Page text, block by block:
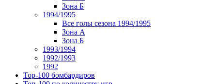
Зона Б
1994/1995
Все голы сезона 1994/1995
Зона А
Зона Б
1993/1994
1992/1993
1992
Top-100 бомбардиров